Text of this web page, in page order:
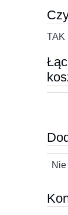
TAK